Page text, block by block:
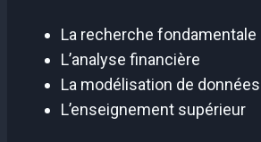
La recherche fondamentale
L’analyse financière
La modélisation de données
L’enseignement supérieur